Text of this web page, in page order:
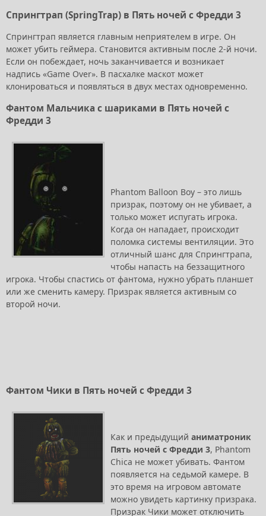
Спрингтрап (SpringTrap) в Пять ночей с Фредди 3
Спрингтрап является главным неприятелем в игре. Он
может убить геймера. Становится активным после 2-й ночи.
Если он побеждает, ночь заканчивается и возникает
надпись «Game Over». В пасхалке маскот может
клонироваться и появляться в двух местах одновременно.
Фантом Мальчика с шариками в Пять ночей с
Фредди 3
Phantom Balloon Boy – это лишь
призрак, поэтому он не убивает, а
только может испугать игрока.
Когда он нападает, происходит
поломка системы вентиляции. Это
отличный шанс для Спрингтрапа,
чтобы напасть на беззащитного
игрока. Чтобы спастись от фантома, нужно убрать планшет
или же сменить камеру. Призрак является активным со
второй ночи.
Фантом Чики в Пять ночей с Фредди 3
Как и предыдущий аниматроник
Пять ночей с Фредди 3, Phantom
Chica не может убивать. Фантом
появляется на седьмой камере. В
это время на игровом автомате
можно увидеть картинку призрака.
Призрак Чики может отключить